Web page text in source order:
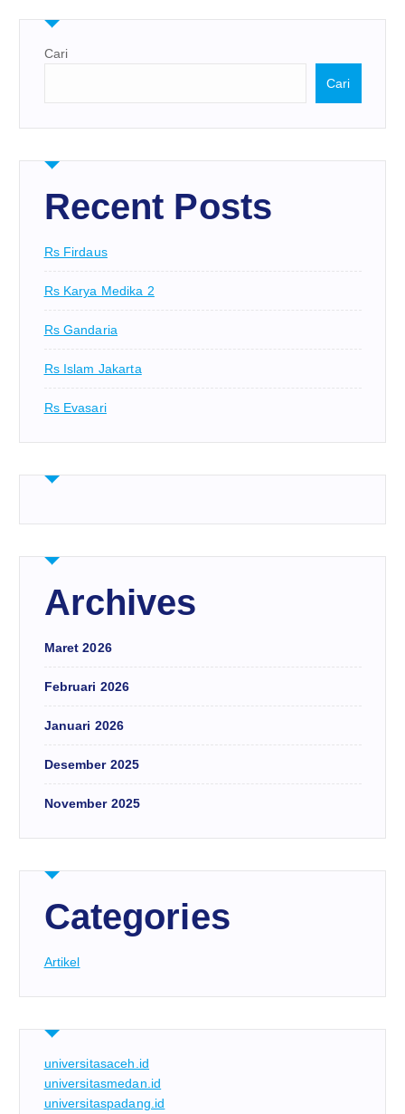
Cari
Cari
Recent Posts
Rs Firdaus
Rs Karya Medika 2
Rs Gandaria
Rs Islam Jakarta
Rs Evasari
Archives
Maret 2026
Februari 2026
Januari 2026
Desember 2025
November 2025
Categories
Artikel
universitasaceh.id
universitasmedan.id
universitaspadang.id